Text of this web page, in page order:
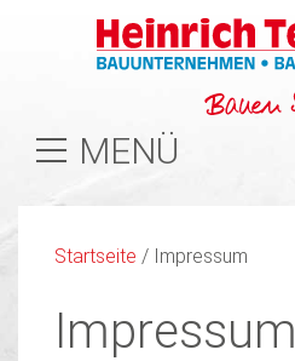
MENÜ
Startseite / Impressum
Impressum